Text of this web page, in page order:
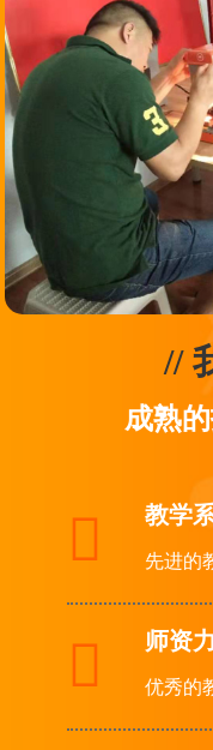
//
成熟
 教学
先进的
 师资
优秀的